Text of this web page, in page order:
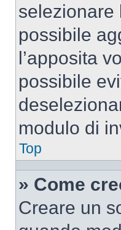
selezionare
possibile
l’apposita
possibile
modulo di
Top
» Come
Creare un